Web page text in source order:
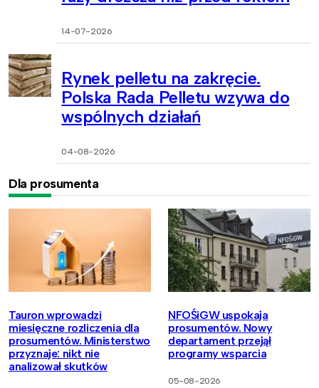
14-07-2026
Rynek pelletu na zakręcie.
Polska Rada Pelletu wzywa do
wspólnych działań
04-08-2026
Dla prosumenta
Tauron wprowadzi
miesięczne rozliczenia dla
prosumentów. Ministerstwo
przyznaje: nikt nie
analizował skutków
NFOŚiGW uspokaja
prosumentów. Nowy
departament przejął
programy wsparcia
05-08-2026